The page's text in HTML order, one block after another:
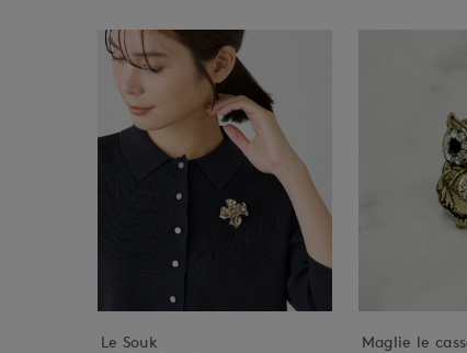
Le Souk Maglie le